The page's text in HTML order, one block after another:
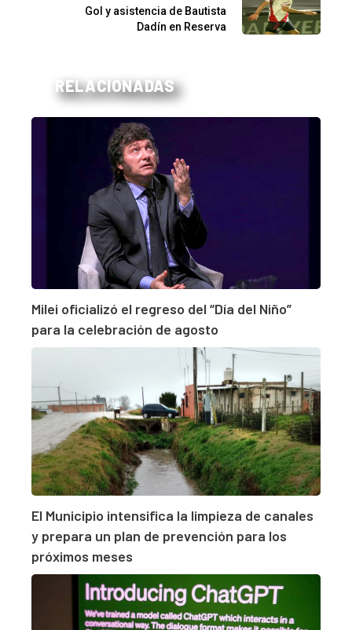
Gol y asistencia de Bautista
Dadín en Reserva
RELACIONADAS
Milei oficializó el regreso del “Día del Niño”
para la celebración de agosto
El Municipio intensifica la limpieza de canales
y prepara un plan de prevención para los
próximos meses